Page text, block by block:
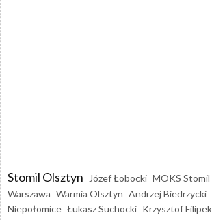
Stomil Olsztyn Józef Łobocki MOKS
Warszawa Warmia Olsztyn Andrzej Biedrzycki
Niepołomice Łukasz Suchocki Krzysztof Filipek